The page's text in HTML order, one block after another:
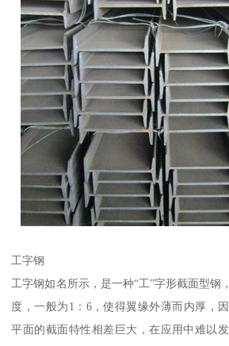
工字钢
工字钢如名所示，是一种“工”字形截面型钢
度，一般为1：6，使得翼缘外薄而内厚，
平面的截面特性相差巨大，在应用中难以